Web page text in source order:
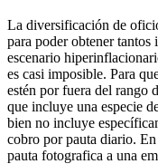
La diversificación de
para poder obtener tantos
escenario
es casi imposible. Para
estén por fuera del rango
que incluye una especie
bien no incluye
cobro por pauta diario. En
pauta fotografica a una